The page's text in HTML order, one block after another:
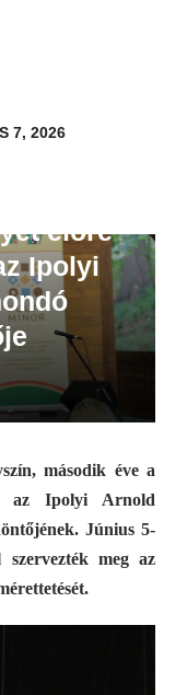
7, 2026
előre
Ipolyi
második éve a
az Ipolyi Arnold
Június 5-
meg az